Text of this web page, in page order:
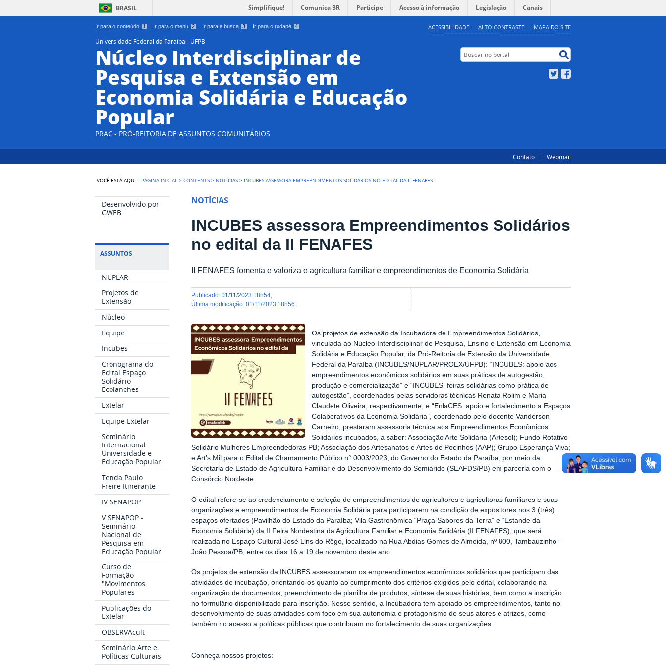
Ir para o conteúdo 1 Ir para o menu 2 Ir para a busca 3 Ir para o rodapé 4 ACESSIBILIDADE ALTO CONTRASTE MAPA DO SITE
BRASIL Simplifique! Comunica BR Participe Acesso à informação Legislação Canais
Universidade Federal da Paraíba - UFPB
Núcleo Interdisciplinar de
Pesquisa e Extensão em
Economia Solidária e Educação
Popular
PRAC - PRÓ-REITORIA DE ASSUNTOS COMUNITÁRIOS
Buscar no portal
Twitter
Contato Webmail
VOCÊ ESTÁ AQUI: PÁGINA INICIAL >CONTENTS > NOTÍCIAS > INCUBES ASSESSORA EMPREENDIMENTOS SOLIDÁRIOS NO EDITAL DA II FENAFES
Desenvolvido por
GWEB
ASSUNTOS
NUPLAR
Projetos de
Extensão
Núcleo
Equipe
Incubes
Cronograma do
Edital Espaço
Solidário
Ecolanches
Extelar
Equipe Extelar
Seminário
Internacional
Universidade e
Educação Popular
Tenda Paulo
Freire Itinerante
IV SENAPOP
V SENAPOP -
Seminário
Nacional de
Pesquisa em
Educação Popular
Curso de
Formação
"Movimentos
Populares
Publicações do
Extelar
OBSERVAcult
Seminário Arte e
Políticas Culturais
NOTÍCIAS
INCUBES assessora Empreendimentos Solidários
no edital da II FENAFES
II FENAFES fomenta e valoriza e agricultura familiar e empreendimentos de Economia Solidária
publicado:01/11/2023 18h54
última modificação:01/11/2023 18h56
Os projetos de extensão da Incubadora de Empreendimentos Solidários,
vinculada ao Núcleo Interdisciplinar de Pesquisa, Ensino e Extensão em Economia
Solidária e Educação Popular, da Pró-Reitoria de Extensão da Universidade
Federal da Paraíba (INCUBES/NUPLAR/PROEX/UFPB): “INCUBES: apoio aos
empreendimentos econômicos solidários em suas práticas de autogestão,
produção e comercialização” e “INCUBES: feiras solidárias como prática de
autogestão”, coordenados pelas servidoras técnicas Renata Rolim e Maria
Claudete Oliveira, respectivamente, e “EnlaCES: apoio e fortalecimento a Espaços
Colaborativos da Economia Solidária”, coordenado pelo docente Vanderson
Carneiro, prestaram assessoria técnica aos Empreendimentos Econômicos
Solidários incubados, a saber: Associação Arte Solidária (Artesol); Fundo Rotativo
Solidário Mulheres Empreendedoras PB; Associação dos Artesanatos e Artes de Pocinhos (AAP); Grupo Esperança Viva;
e Art’s Mil para o Edital de Chamamento Público n° 0003/2023, do Governo do Estado da Paraíba, por meio da
Secretaria de Estado de Agricultura Familiar e do Desenvolvimento do Semiárido (SEAFDS/PB) em parceria com o
Consórcio Nordeste.
O edital refere-se ao credenciamento e seleção de empreendimentos de agricultores e agricultoras familiares e suas
organizações e empreendimentos de Economia Solidária para participarem na condição de expositores nos 3 (três)
espaços ofertados (Pavilhão do Estado da Paraíba; Vila Gastronômica “Praça Sabores da Terra” e “Estande da
Economia Solidária) da II Feira Nordestina da Agricultura Familiar e Economia Solidária (II FENAFES), que será
realizada no Espaço Cultural José Lins do Rêgo, localizado na Rua Abdias Gomes de Almeida, nº 800, Tambauzinho -
João Pessoa/PB, entre os dias 16 a 19 de novembro deste ano.
Os projetos de extensão da INCUBES assessoraram os empreendimentos econômicos solidários que participam das
atividades de incubação, orientando-os quanto ao cumprimento dos critérios exigidos pelo edital, colaborando na
organização de documentos, preenchimento de planilha de produtos, síntese de suas histórias, bem como a inscrição
no formulário disponibilizado para inscrição. Nesse sentido, a Incubadora tem apoiado os empreendimentos, tanto no
desenvolvimento de suas atividades com foco em sua autonomia e protagonismo de seus atores e atrizes, como
também no acesso a políticas públicas que contribuam no fortalecimento de suas organizações.
Conheça nossos projetos: